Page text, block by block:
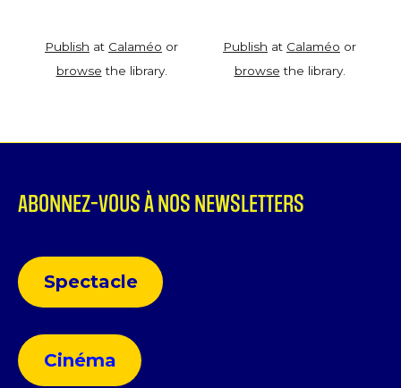
Publish at Calaméo or
browse the library.
Publish at Calaméo or
browse the library.
ABONNEZ-VOUS À NOS NEWSLETTERS
Spectacle
Cinéma